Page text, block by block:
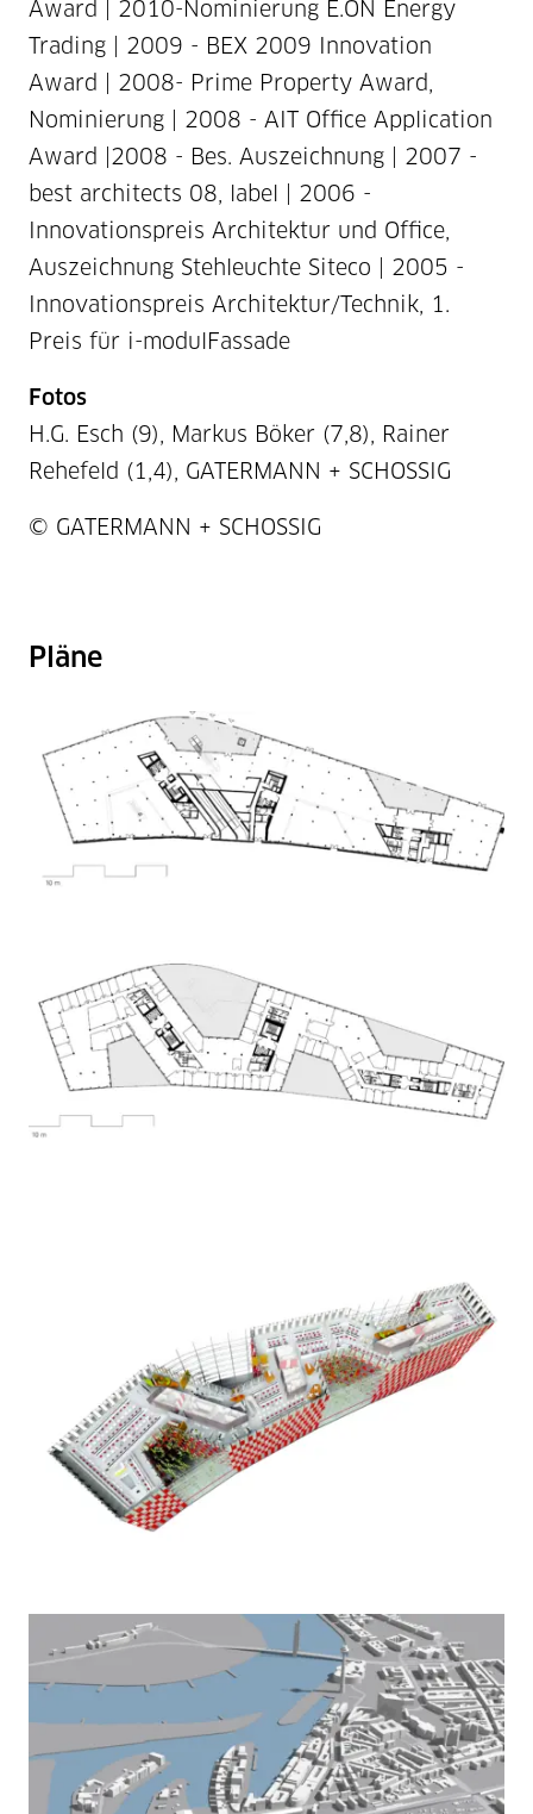
Award | 2010-Nominierung E.ON Energy
Trading | 2009 - BEX 2009 Innovation
Award | 2008- Prime Property Award,
Nominierung | 2008 - AIT Office Application
Award |2008 - Bes. Auszeichnung | 2007 -
best architects 08, label | 2006 -
Innovationspreis Architektur und Office,
Auszeichnung Stehleuchte Siteco | 2005 -
Innovationspreis Architektur/Technik, 1.
Preis für i-modulFassade
Fotos
H.G. Esch (9), Markus Böker (7,8), Rainer
Rehefeld (1,4), GATERMANN + SCHOSSIG
Projektnummer / Copyright
© GATERMANN + SCHOSSIG
Pläne